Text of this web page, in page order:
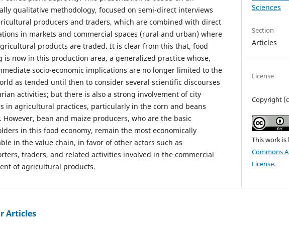
qualitative methodology, focused on semi-direct interviews
producers and traders, which are combined with direct
in markets and commercial spaces (rural and urban) where
products are traded. It is clear from this that, food
is now in this production area, a generalized practice whose,
socio-economic implications are no longer limited to the
as tended until then to consider several scientific discourses
activities; but there is also a strong involvement of city
in agricultural practices, particularly in the corn and beans
However, bean and maize producers, who are the basic
in this food economy, remain the most economically
in the value chain, in favor of other actors such as
traders, and related activities involved in the commercial
of agricultural products.
Sciences
Section
Articles
License
Copyright
This work
Commons
License.
Articles